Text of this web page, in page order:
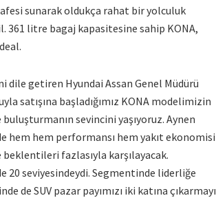
sunarak oldukça rahat bir yolculuk
361 litre bagaj kapasitesine sahip KONA,
dile getiren Hyundai Assan Genel Müdürü
satışına başladığımız KONA modelimizin
sevincini yaşıyoruz. Aynen
hem performansı hem yakıt ekonomisi
beklentileri fazlasıyla karşılayacak.
20 seviyesindeydi. Segmentinde liderliğe
de SUV pazar payımızı iki katına çıkarmayı